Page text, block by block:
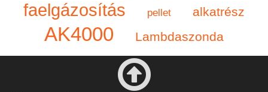
faelgázosítás pellet alkatrész
AK4000 Lambdaszonda